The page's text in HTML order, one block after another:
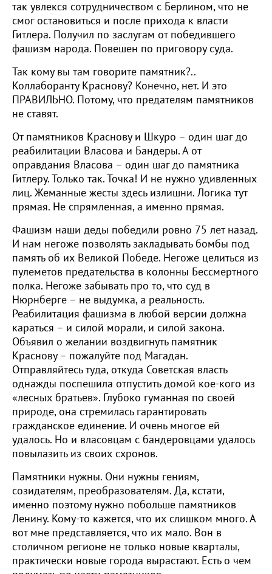
так увлекся сотрудничеством с Берлином, что не
смог остановиться и после прихода к власти
Гитлера. Получил по заслугам от победившего
фашизм народа. Повешен по приговору суда.
Так кому вы там говорите памятник?..
Коллаборанту Краснову? Конечно, нет. И это
ПРАВИЛЬНО. Потому, что предателям памятников
не ставят.
От памятников Краснову и Шкуро – один шаг до
реабилитации Власова и Бандеры. А от
оправдания Власова – один шаг до памятника
Гитлеру. Только так. Точка! И не нужно удивленных
лиц. Жеманные жесты здесь излишни. Логика тут
прямая. Не спрямленная, а именно прямая.
Фашизм наши деды победили ровно 75 лет назад.
И нам негоже позволять закладывать бомбы под
память об их Великой Победе. Негоже целиться из
пулеметов предательства в колонны Бессмертного
полка. Негоже забывать про то, что суд в
Нюрнберге – не выдумка, а реальность.
Реабилитация фашизма в любой версии должна
караться – и силой морали, и силой закона.
Объявил о желании воздвигнуть памятник
Краснову – пожалуйте под Магадан.
Отправляйтесь туда, откуда Советская власть
однажды поспешила отпустить домой кое-кого из
«лесных братьев». Глубоко гуманная по своей
природе, она стремилась гарантировать
гражданское единение. И очень многое ей
удалось. Но и власовцам с бандеровцами удалось
повылазить из своих схронов.
Памятники нужны. Они нужны гениям,
созидателям, преобразователям. Да, кстати,
именно поэтому нужно побольше памятников
Ленину. Кому-то кажется, что их слишком много. А
вот мне представляется, что их мало. Вон в
столичном регионе не только новые кварталы,
практически новые города вырастают. Есть о чем